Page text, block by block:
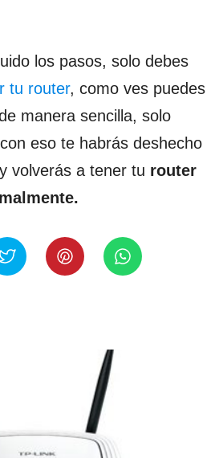
los pasos, solo debes
tu router, como ves puedes
manera sencilla, solo
eso te habrás deshecho
volverás a tener tu router